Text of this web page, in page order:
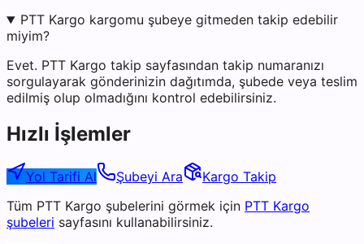
PTT Kargo kargomu şubeye gitmeden takip edebilir
miyim?
Evet. PTT Kargo takip sayfasından takip numaranızı
sorgulayarak gönderinizin dağıtımda, şubede veya teslim
edilmiş olup olmadığını kontrol edebilirsiniz.
Hızlı İşlemler
Yol Tarifi Al Şubeyi Ara
Kargo Takip
Tüm PTT Kargo şubelerini görmek için PTT Kargo
şubeleri sayfasını kullanabilirsiniz.